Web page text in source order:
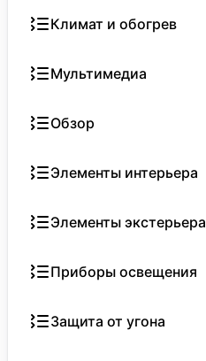
Климат и обогрев
Мультимедиа
Обзор
Элементы интерьера
Элементы экстерьера
Приборы освещения
Защита от угона